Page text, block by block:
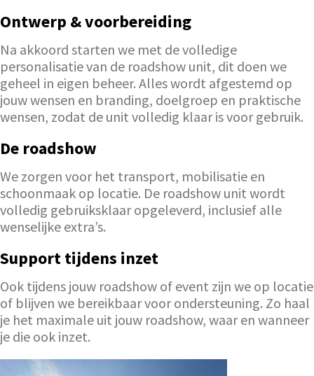
Ontwerp & voorbereiding
Na akkoord starten we met de volledige
personalisatie van de roadshow unit, dit doen we
geheel in eigen beheer. Alles wordt afgestemd op
jouw wensen en branding, doelgroep en praktische
wensen, zodat de unit volledig klaar is voor gebruik.
De roadshow
We zorgen voor het transport, mobilisatie en
schoonmaak op locatie. De roadshow unit wordt
volledig gebruiksklaar opgeleverd, inclusief alle
wenselijke extra’s.
Support tijdens inzet
Ook tijdens jouw roadshow of event zijn we op locatie
of blijven we bereikbaar voor ondersteuning. Zo haal
je het maximale uit jouw roadshow, waar en wanneer
je die ook inzet.